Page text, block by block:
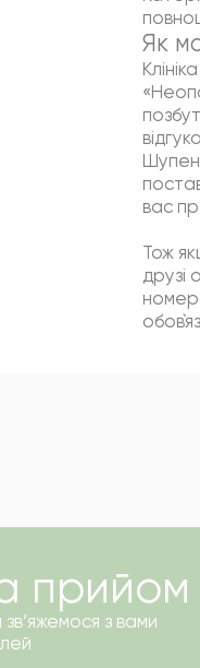
Як
вас
Тож
друзі
прийом
з вами